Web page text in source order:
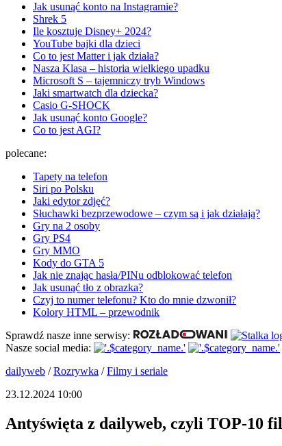
Jak usunąć konto na Instagramie?
Shrek 5
Ile kosztuje Disney+ 2024?
YouTube bajki dla dzieci
Co to jest Matter i jak działa?
Nasza Klasa – historia wielkiego upadku
Microsoft S – tajemniczy tryb Windows
Jaki smartwatch dla dziecka?
Casio G-SHOCK
Jak usunąć konto Google?
Co to jest AGI?
polecane:
Tapety na telefon
Siri po Polsku
Jaki edytor zdjęć?
Słuchawki bezprzewodowe – czym są i jak działają?
Gry na 2 osoby
Gry PS4
Gry MMO
Kody do GTA 5
Jak nie znając hasła/PINu odblokować telefon
Jak usunąć tło z obrazka?
Czyj to numer telefonu? Kto do mnie dzwonił?
Kolory HTML – przewodnik
Sprawdź nasze inne serwisy:
Nasze social media:
dailyweb /Rozrywka /Filmy i seriale
23.12.2024 10:00
Antyświęta z dailyweb, czyli TOP-10